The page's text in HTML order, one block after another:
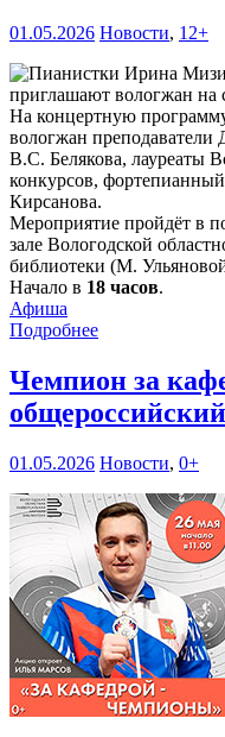
01.05.2026 Новости, 12+
На концертную
вологжан
В.С. Белякова, лауреаты
конкурсов,
Кирсанова.
Мероприятие пройдёт в
зале Вологодской
библиотеки (М.
Начало в 18 часов.
Афиша
Подробнее
Чемпион за
01.05.2026 Новости, 0+